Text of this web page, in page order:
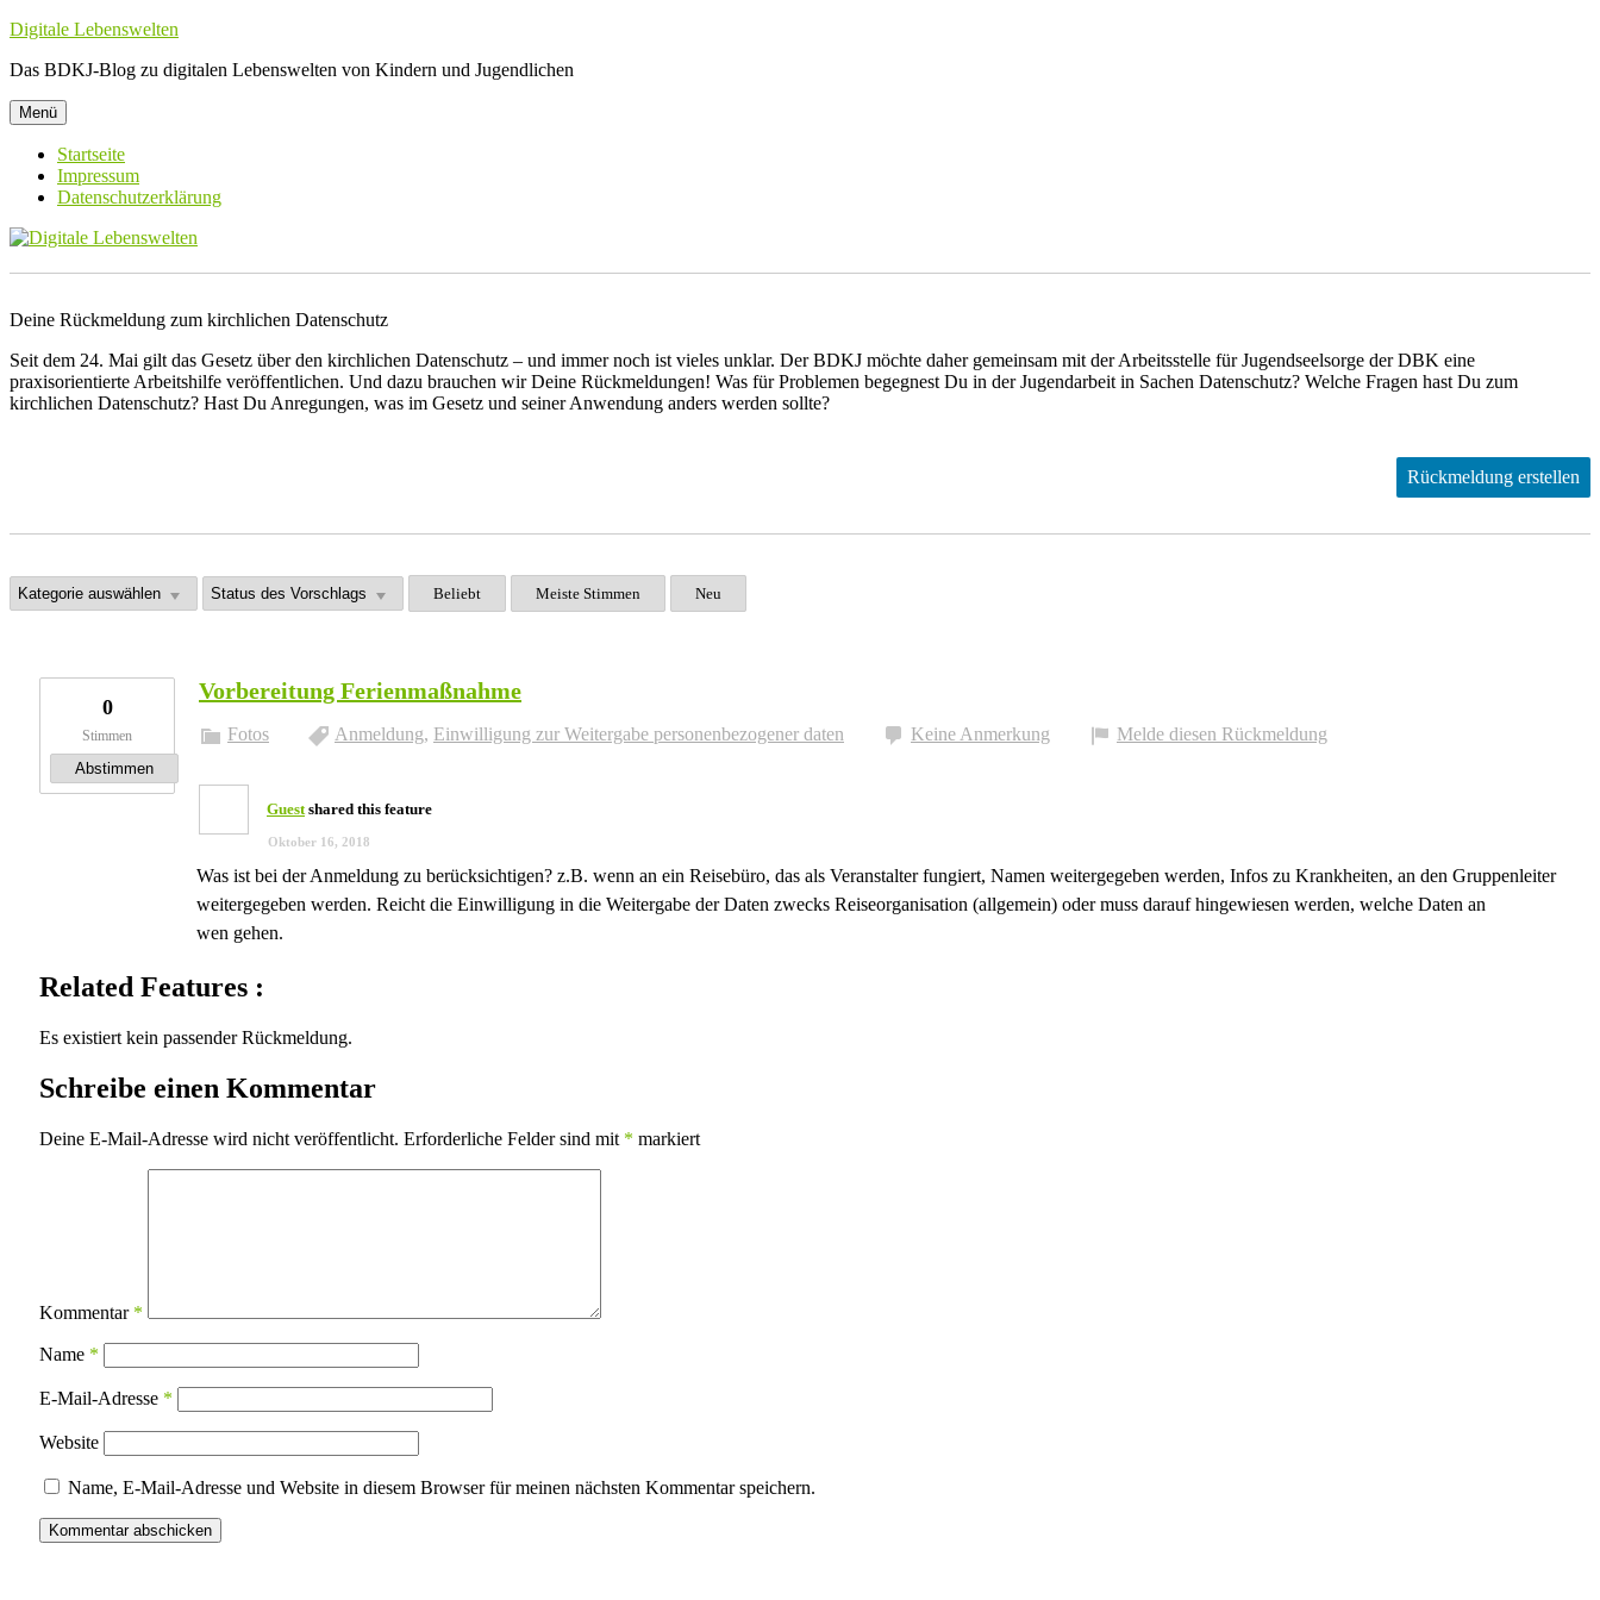
Zum
springen
Digitale Lebenswelten
Das BDKJ-Blog zu digitalen Lebenswelten von Kindern und Jugendlichen
Menü
Startseite
Impressum
Datenschutzerklärung
Deine Rückmeldung zum kirchlichen Datenschutz
Seit dem 24. Mai gilt das Gesetz über den kirchlichen Datenschutz – und immer noch ist vieles unklar. Der BDKJ möchte daher gemeinsam mit der Arbeitsstelle für Jugendseelsorge der DBK eine
praxisorientierte Arbeitshilfe veröffentlichen. Und dazu brauchen wir Deine Rückmeldungen! Was für Problemen begegnest Du in der Jugendarbeit in Sachen Datenschutz? Welche Fragen hast Du zum
kirchlichen Datenschutz? Hast Du Anregungen, was im Gesetz und seiner Anwendung anders werden sollte?
Rückmeldung erstellen
Beliebt Meiste Stimmen Neu
0
Stimmen
Abstimmen
Vorbereitung Ferienmaßnahme
Fotos Anmeldung, Einwilligung zur Weitergabe personenbezogener daten Keine Anmerkung Melde diesen Rückmeldung
Guestshared this feature
Oktober 16, 2018
Was ist bei der Anmeldung zu berücksichtigen? z.B. wenn an ein Reisebüro, das als Veranstalter fungiert, Namen weitergegeben werden, Infos zu Krankheiten, an den Gruppenleiter
weitergegeben werden. Reicht die Einwilligung in die Weitergabe der Daten zwecks Reiseorganisation (allgemein) oder muss darauf hingewiesen werden, welche Daten an
wen gehen.
Related Features :
Es existiert kein passender Rückmeldung.
Schreibe einen Kommentar
Deine E-Mail-Adresse wird nicht veröffentlicht. Erforderliche Felder sind mit * markiert
Kommentar *
Name *
E-Mail-Adresse *
Website
Name, E-Mail-Adresse und Website in diesem Browser für meinen nächsten Kommentar speichern.